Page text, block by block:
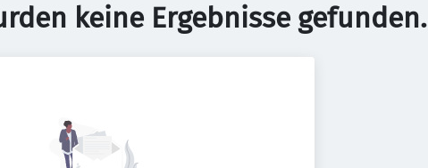
keine Ergebnisse gefunden.